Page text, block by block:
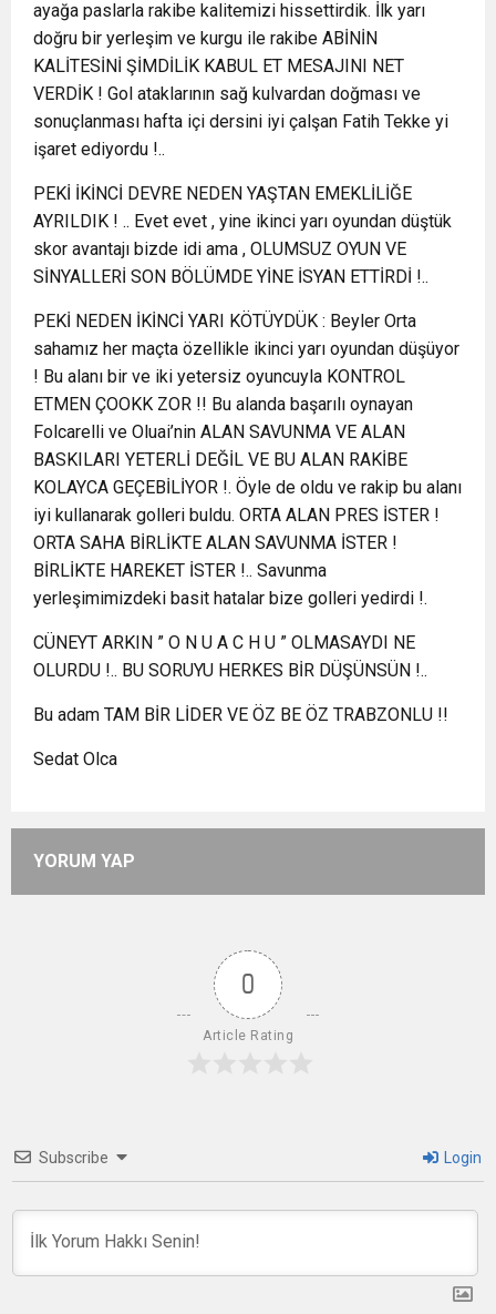
ayağa paslarla rakibe kalitemizi hissettirdik. İlk yarı
doğru bir yerleşim ve kurgu ile rakibe ABİNİN
KALİTESİNİ ŞİMDİLİK KABUL ET MESAJINI NET
VERDİK ! Gol ataklarının sağ kulvardan doğması ve
sonuçlanması hafta içi dersini iyi çalşan Fatih Tekke yi
işaret ediyordu !..
PEKİ İKİNCİ DEVRE NEDEN YAŞTAN EMEKLİLİĞE
AYRILDIK ! .. Evet evet , yine ikinci yarı oyundan düştük
skor avantajı bizde idi ama , OLUMSUZ OYUN VE
SİNYALLERİ SON BÖLÜMDE YİNE İSYAN ETTİRDİ !..
PEKİ NEDEN İKİNCİ YARI KÖTÜYDÜK : Beyler Orta
sahamız her maçta özellikle ikinci yarı oyundan düşüyor
! Bu alanı bir ve iki yetersiz oyuncuyla KONTROL
ETMEN ÇOOKK ZOR !! Bu alanda başarılı oynayan
Folcarelli ve Oluai’nin ALAN SAVUNMA VE ALAN
BASKILARI YETERLİ DEĞİL VE BU ALAN RAKİBE
KOLAYCA GEÇEBİLİYOR !. Öyle de oldu ve rakip bu alanı
iyi kullanarak golleri buldu. ORTA ALAN PRES İSTER !
ORTA SAHA BİRLİKTE ALAN SAVUNMA İSTER !
BİRLİKTE HAREKET İSTER !.. Savunma
yerleşimimizdeki basit hatalar bize golleri yedirdi !.
CÜNEYT ARKIN ” O N U A C H U ” OLMASAYDI NE
OLURDU !.. BU SORUYU HERKES BİR DÜŞÜNSÜN !..
Bu adam TAM BİR LİDER VE ÖZ BE ÖZ TRABZONLU !!
Sedat Olca
YORUM YAP
0
Article Rating
Subscribe Login